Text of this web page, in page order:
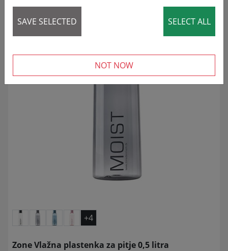
ZNIŽANO! SALE
+4
Zone Vlažna plastenka za pitje 0,5 litra
SAVE SELECTED SELECT ALL
NOT NOW